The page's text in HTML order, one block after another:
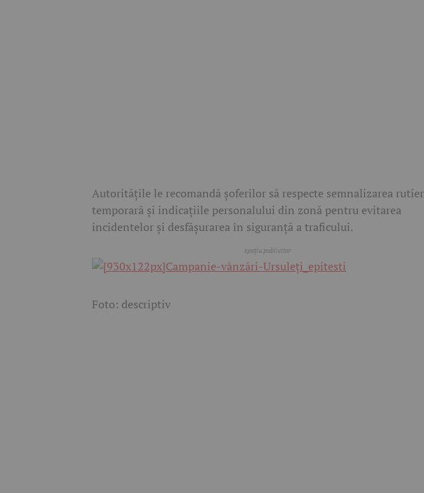
Autoritățile le recomandă șoferilor să respecte semnalizarea
temporară și indicațiile personalului din zonă pentru evitarea
incidentelor și desfășurarea în siguranță a traficului.
Foto: descriptiv